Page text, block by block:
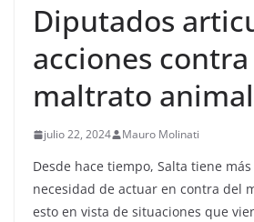
Diputados
acciones contra
maltrato
julio 22, 2024 Mauro Molinati
Desde hace tiempo, Salta tiene
necesidad de actuar en contra del
esto en vista de situaciones que